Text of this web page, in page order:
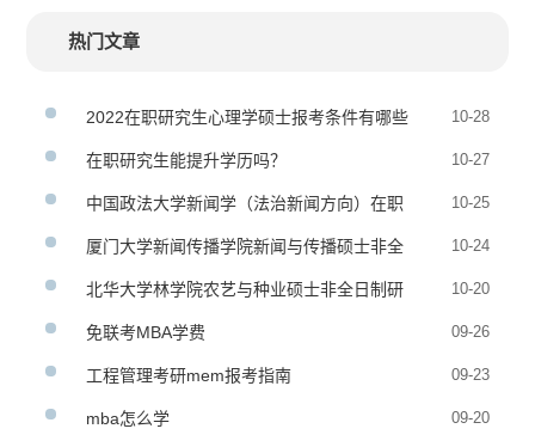
热门文章
2022在职研究生心理学硕士报考条件有哪些 10-28
在职研究生能提升学历吗？ 10-27
中国政法大学新闻学（法治新闻方向）在职
研究生招生简章
10-25
厦门大学新闻传播学院新闻与传播硕士非全
日制研究生招生简章
10-24
北华大学林学院农艺与种业硕士非全日制研
究生招生简章
10-20
免联考MBA学费 09-26
工程管理考研mem报考指南 09-23
mba怎么学 09-20